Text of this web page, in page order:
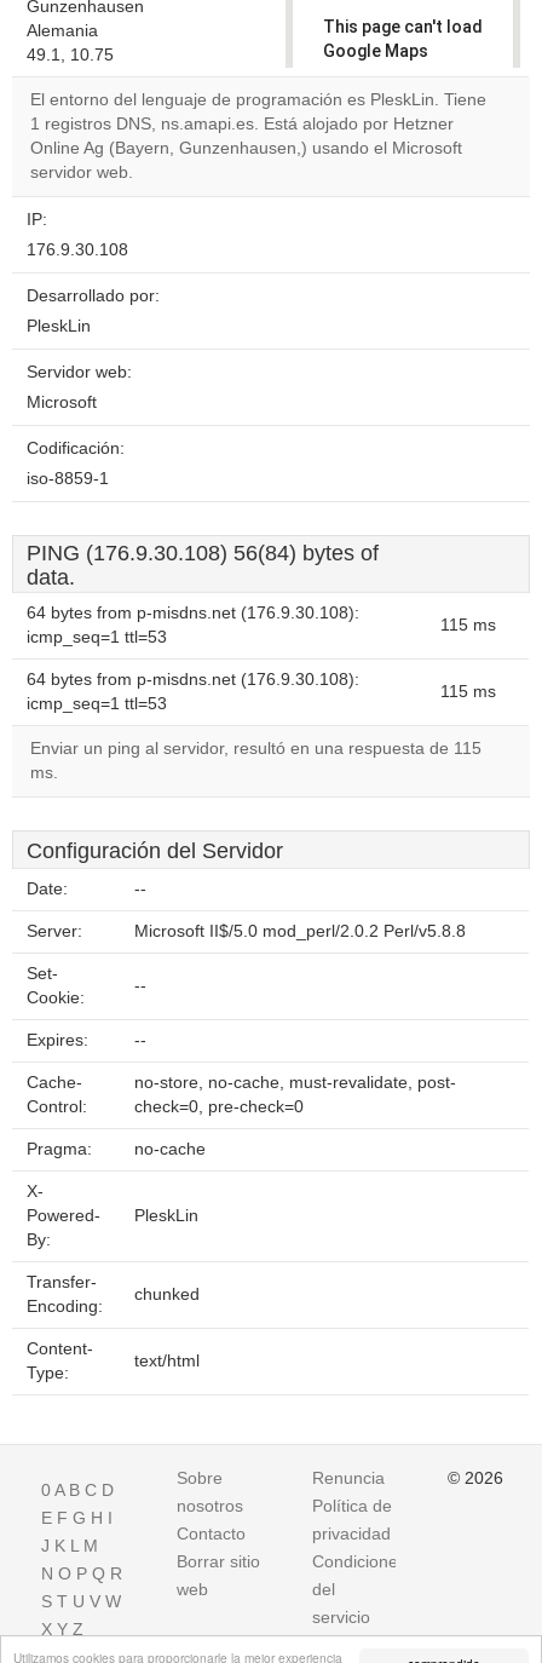
Utilizamos cookies para proporcionarle la mejor experiencia
Gunzenhausen
Alemania
49.1, 10.75
This page can't load
Google Maps
correctly.
Do you
own this
OK
El entorno del lenguaje de programación es PleskLin. Tiene
1 registros DNS, ns.amapi.es. Está alojado por Hetzner
Online Ag (Bayern, Gunzenhausen,) usando el Microsoft
servidor web.
IP:
176.9.30.108
Desarrollado por:
PleskLin
Servidor web:
Microsoft
Codificación:
iso-8859-1
PING (176.9.30.108) 56(84) bytes of
data.
64 bytes from p-misdns.net (176.9.30.108):
icmp_seq=1 ttl=53
115 ms
64 bytes from p-misdns.net (176.9.30.108):
icmp_seq=1 ttl=53
115 ms
Enviar un ping al servidor, resultó en una respuesta de 115
ms.
Configuración del Servidor
Date: --
Server: Microsoft II$/5.0 mod_perl/2.0.2 Perl/v5.8.8
Set-
Cookie:
--
Expires: --
Cache-
Control:
no-store, no-cache, must-revalidate, post-
check=0, pre-check=0
Pragma: no-cache
X-
Powered-
By:
PleskLin
Transfer-
Encoding:
chunked
Content-
Type:
text/html
0A B C D
E F G H I
J K L M
N O P Q R
S T U V W
X Y Z
Sobre
nosotros
Contacto
Borrar sitio
web
Renuncia
Política de
privacidad
Condiciones
del
servicio
© 2026